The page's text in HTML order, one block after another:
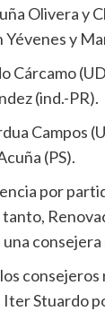
Olivera y
Yévenes y
Cárcamo
(ind.-PR).
Campos
(PS).
por
Iter Stuardo